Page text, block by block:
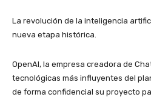
La revolución de la inteligencia
nueva etapa histórica.
OpenAI, la empresa creadora de
tecnológicas más influyentes del
de forma confidencial su proyecto